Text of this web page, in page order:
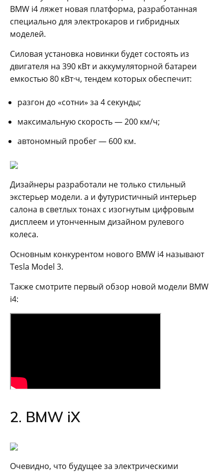
BMW i4 ляжет новая платформа, разработанная
специально для электрокаров и гибридных
моделей.
Силовая установка новинки будет состоять из
двигателя на 390 кВт и аккумуляторной батареи
емкостью 80 кВт·ч, тендем которых обеспечит:
разгон до «сотни» за 4 секунды;
максимальную скорость — 200 км/ч;
автономный пробег — 600 км.
Дизайнеры разработали не только стильный
экстерьер модели. а и футуристичный интерьер
салона в светлых тонах с изогнутым цифровым
дисплеем и утонченным дизайном рулевого
колеса.
Основным конкурентом нового BMW i4 называют
Tesla Model 3.
Также смотрите первый обзор новой модели BMW
i4:
2. BMW iX
Очевидно, что будущее за электрическими